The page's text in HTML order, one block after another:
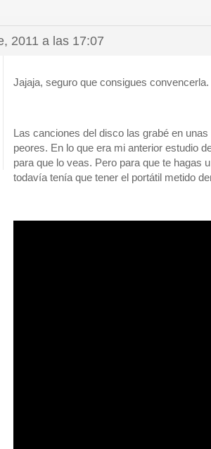
2011 a las 17:07
Jajaja, seguro que consigues convencerla.
Las canciones del disco las grabé en
peores. En lo que era mi anterior estudio
para que lo veas. Pero para que te hagas
todavía tenía que tener el portátil metido